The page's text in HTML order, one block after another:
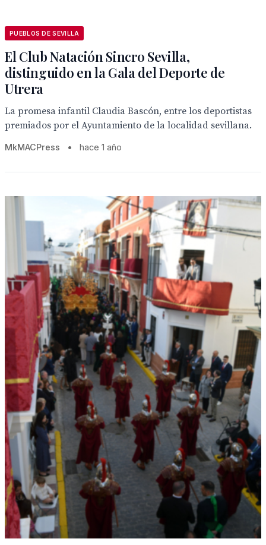
PUEBLOS DE SEVILLA
El Club Natación Sincro Sevilla,
distinguido en la Gala del Deporte de
Utrera
La promesa infantil Claudia Bascón, entre los deportistas
premiados por el Ayuntamiento de la localidad sevillana.
MkMACPress • hace 1 año